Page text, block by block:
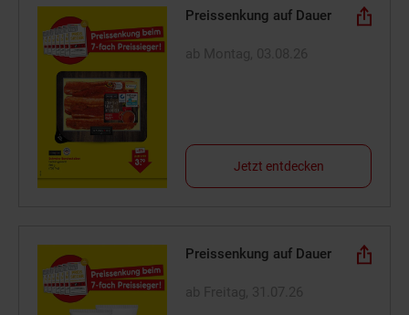
Preissenkung auf Dauer
Jetzt entdecken
Preissenkung auf Dauer